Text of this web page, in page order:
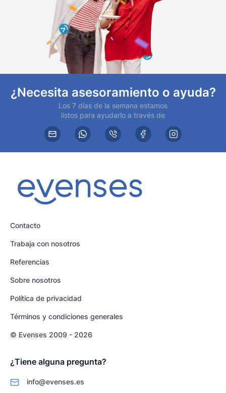
¿Necesita asesoramiento o ayuda?
Los 7 días de la semana estamos
listos para ayudarlo a través de
Contacto
Trabaja con nosotros
Referencias
Sobre nosotros
Política de privacidad
Términos y condiciones generales
© Evenses 2009 - 2026
¿Tiene alguna pregunta?
info@evenses.es